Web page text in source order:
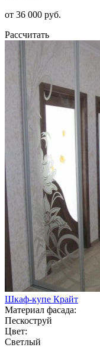
от 36 000 руб.
Рассчитать
Шкаф-купе Крайт
Материал фасада:
Пескоструй
Цвет:
Светлый